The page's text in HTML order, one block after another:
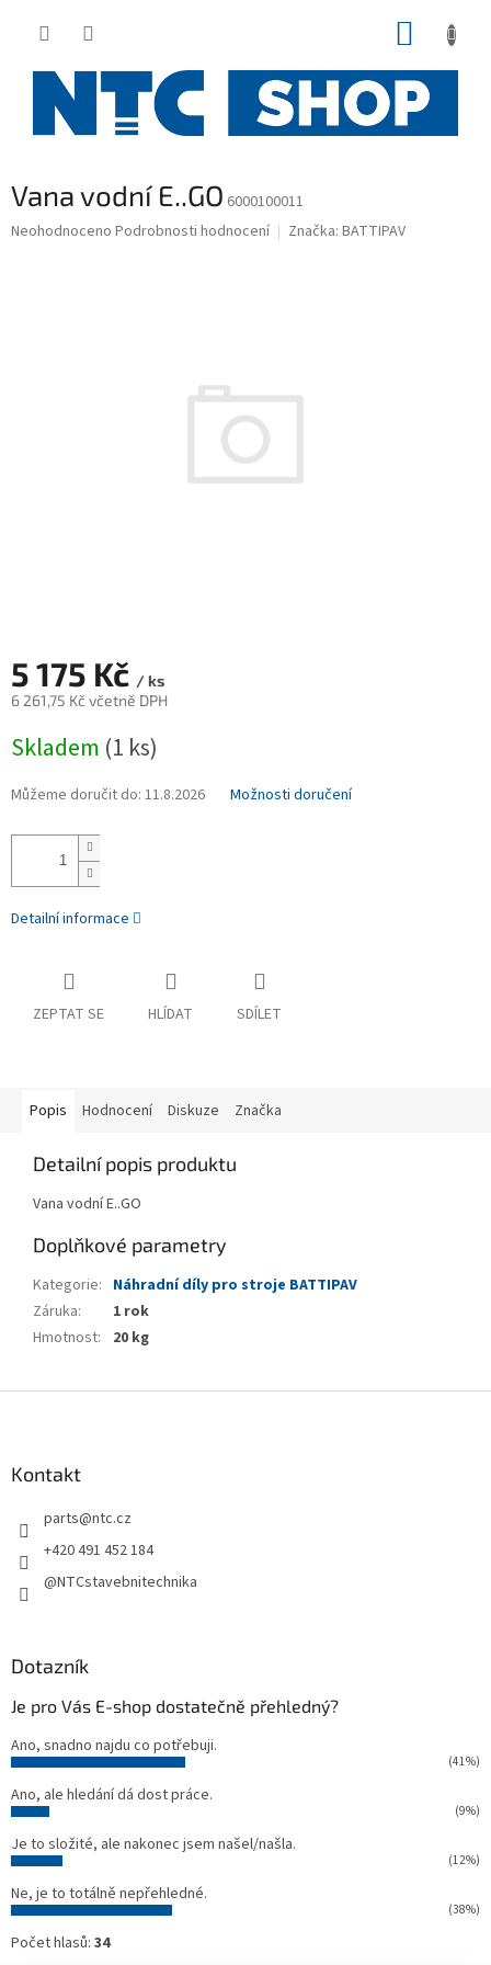
Vana vodní E..GO 6000100011
Průměrné
Neohodnoceno Podrobnosti hodnocení Značka: BATTIPAV
5 175 Kč / ks
6 261,75 Kč včetně DPH
cena:
Skladem (1 ks)
Můžeme doručit do: 11.8.2026 Možnosti doručení
Detailní informace
ZEPTAT SE HLÍDAT SDÍLET
Popis Hodnocení Diskuze Značka
Detailní popis produktu
Vana vodní E..GO
Doplňkové parametry
Kategorie: Náhradní díly pro stroje BATTIPAV
Záruka:
1 rok
Hmotnost: 20 kg
Kontakt
parts@ntc.cz
+420 491 452 184
@NTCstavebnitechnika
Dotazník
Je pro Vás E-shop dostatečně přehledný?
Ano, snadno najdu co potřebuji.
(41%)
Ano, ale hledání dá dost práce.
(9%)
Je to složité, ale nakonec jsem našel/našla.
(12%)
Ne, je to totálně nepřehledné.
(38%)
Počet hlasů: 34